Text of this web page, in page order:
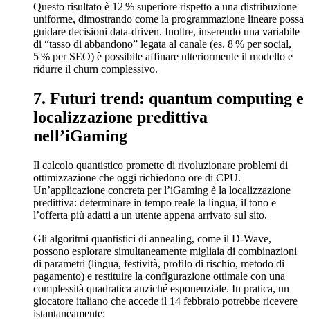
Questo risultato è 12 % superiore rispetto a una distribuzione
uniforme, dimostrando come la programmazione lineare possa
guidare decisioni data‑driven. Inoltre, inserendo una variabile
di “tasso di abbandono” legata al canale (es. 8 % per social,
5 % per SEO) è possibile affinare ulteriormente il modello e
ridurre il churn complessivo.
7. Futuri trend: quantum computing e
localizzazione predittiva
nell’iGaming
Il calcolo quantistico promette di rivoluzionare problemi di
ottimizzazione che oggi richiedono ore di CPU.
Un’applicazione concreta per l’iGaming è la localizzazione
predittiva: determinare in tempo reale la lingua, il tono e
l’offerta più adatti a un utente appena arrivato sul sito.
Gli algoritmi quantistici di annealing, come il D‑Wave,
possono esplorare simultaneamente migliaia di combinazioni
di parametri (lingua, festività, profilo di rischio, metodo di
pagamento) e restituire la configurazione ottimale con una
complessità quadratica anziché esponenziale. In pratica, un
giocatore italiano che accede il 14 febbraio potrebbe ricevere
istantaneamente: